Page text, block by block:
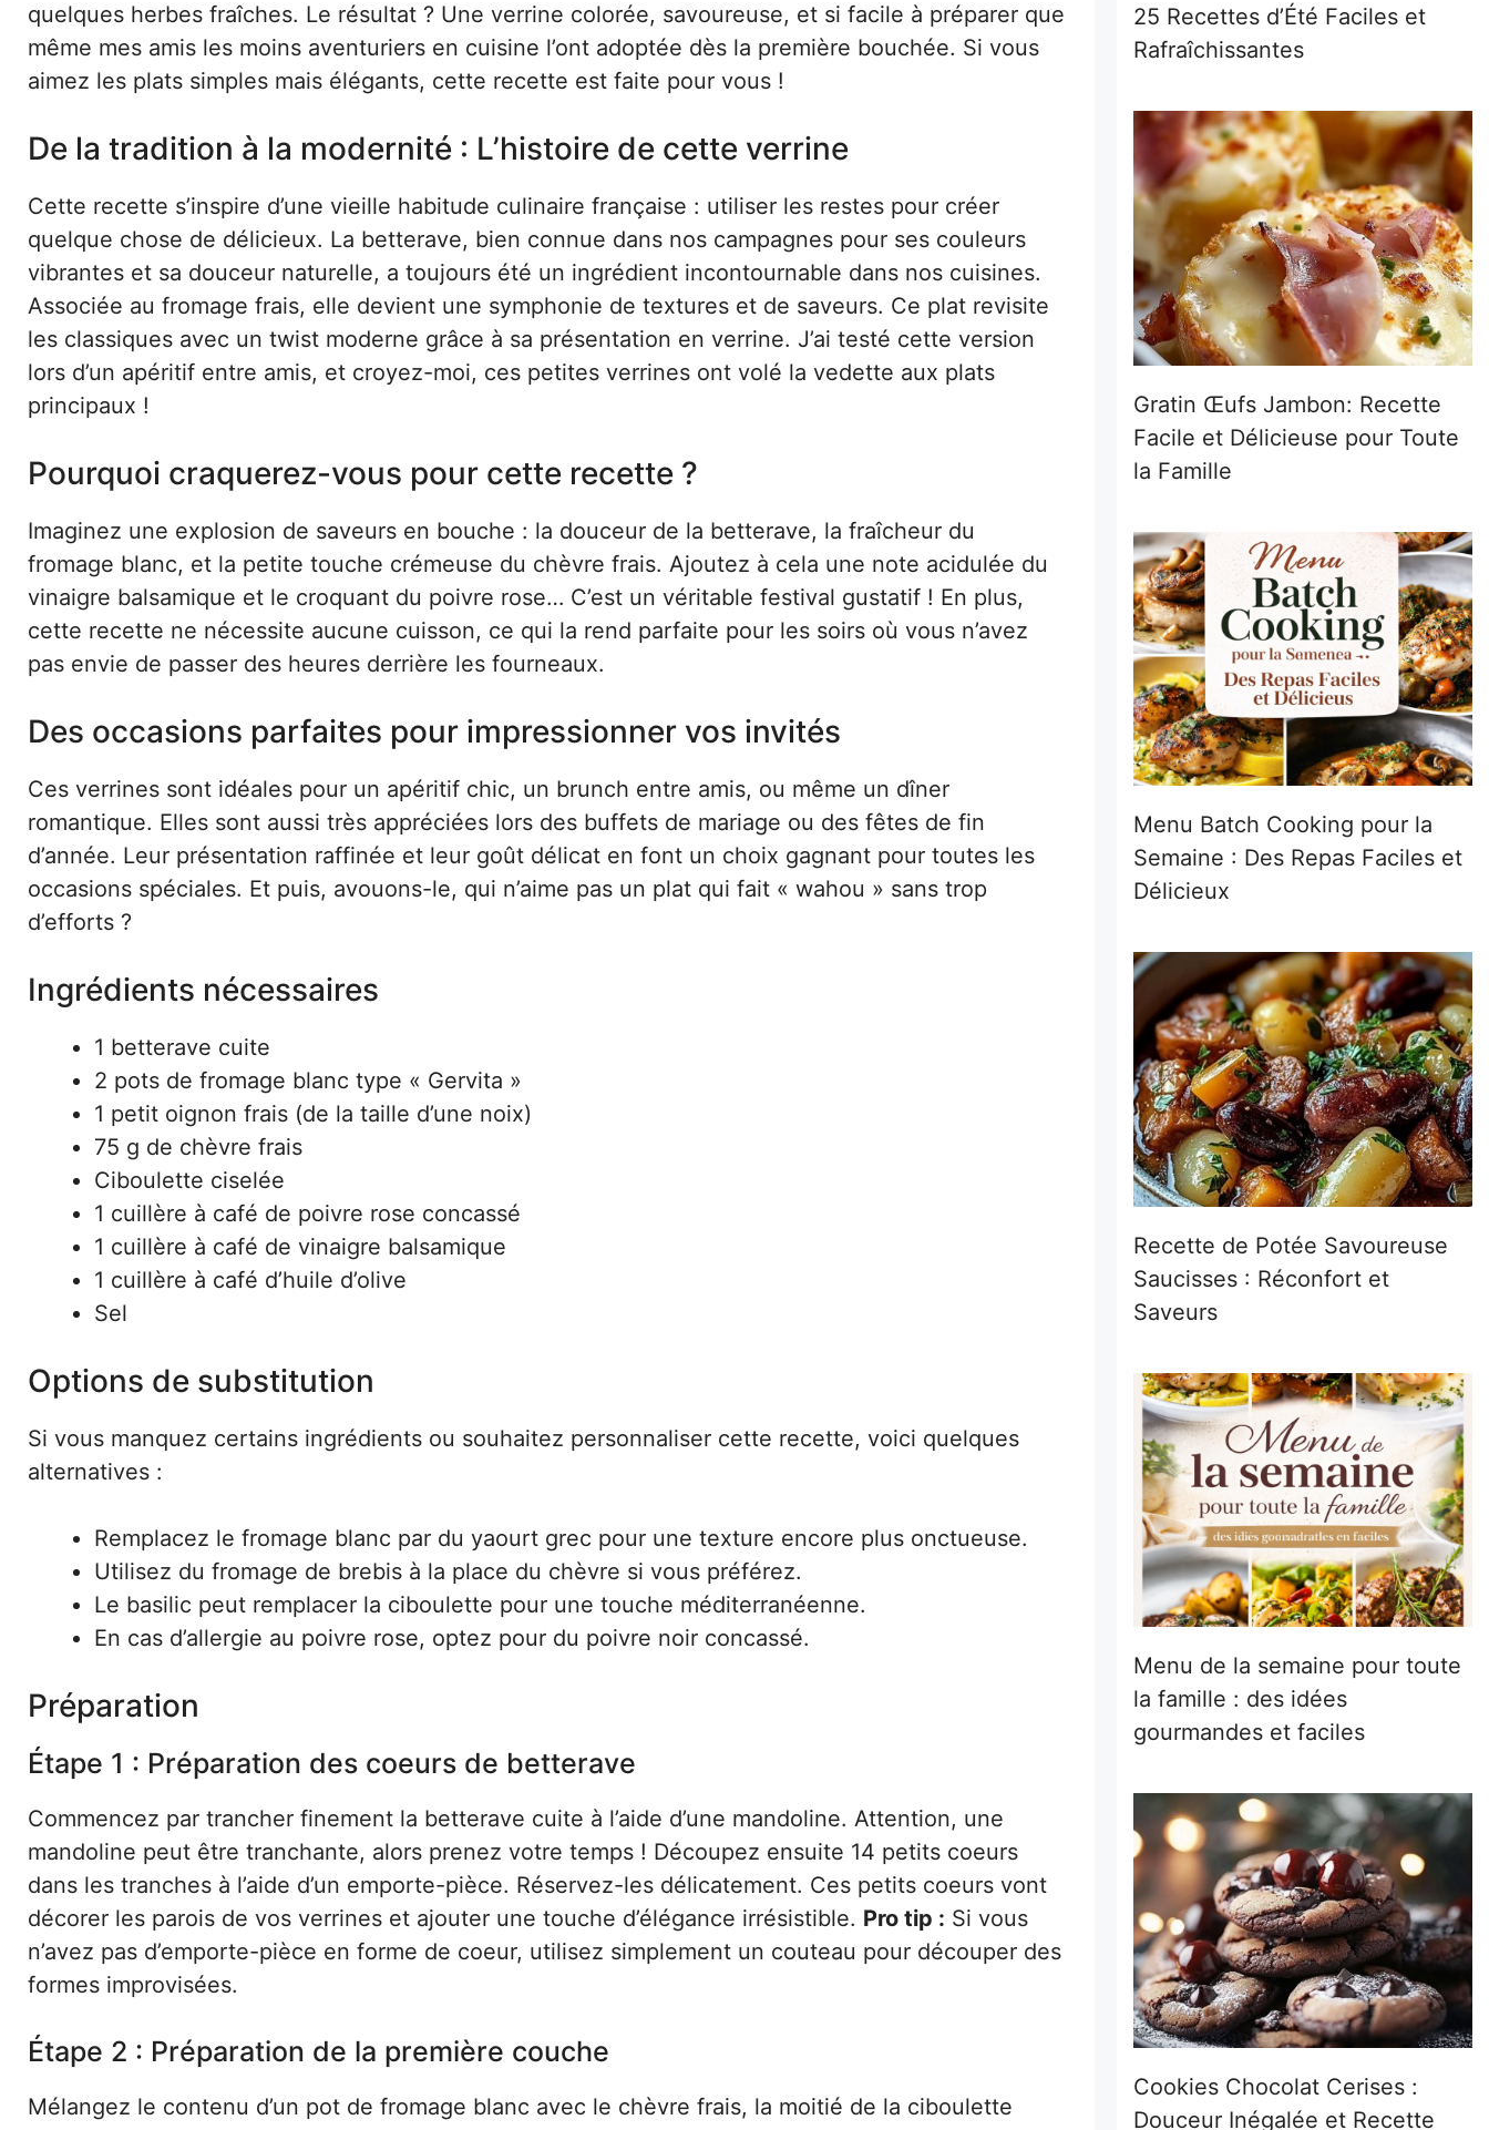
quelques herbes fraîches. Le résultat ? Une verrine colorée, savoureuse, et si facile à préparer que
même mes amis les moins aventuriers en cuisine l’ont adoptée dès la première bouchée. Si vous
aimez les plats simples mais élégants, cette recette est faite pour vous !
De la tradition à la modernité : L’histoire de cette verrine
Cette recette s’inspire d’une vieille habitude culinaire française : utiliser les restes pour créer
quelque chose de délicieux. La betterave, bien connue dans nos campagnes pour ses couleurs
vibrantes et sa douceur naturelle, a toujours été un ingrédient incontournable dans nos cuisines.
Associée au fromage frais, elle devient une symphonie de textures et de saveurs. Ce plat revisite
les classiques avec un twist moderne grâce à sa présentation en verrine. J’ai testé cette version
lors d’un apéritif entre amis, et croyez-moi, ces petites verrines ont volé la vedette aux plats
principaux !
Pourquoi craquerez-vous pour cette recette ?
Imaginez une explosion de saveurs en bouche : la douceur de la betterave, la fraîcheur du
fromage blanc, et la petite touche crémeuse du chèvre frais. Ajoutez à cela une note acidulée du
vinaigre balsamique et le croquant du poivre rose… C’est un véritable festival gustatif ! En plus,
cette recette ne nécessite aucune cuisson, ce qui la rend parfaite pour les soirs où vous n’avez
pas envie de passer des heures derrière les fourneaux.
Des occasions parfaites pour impressionner vos invités
Ces verrines sont idéales pour un apéritif chic, un brunch entre amis, ou même un dîner
romantique. Elles sont aussi très appréciées lors des buffets de mariage ou des fêtes de fin
d’année. Leur présentation raffinée et leur goût délicat en font un choix gagnant pour toutes les
occasions spéciales. Et puis, avouons-le, qui n’aime pas un plat qui fait « wahou » sans trop
d’efforts ?
Ingrédients nécessaires
1 betterave cuite
2 pots de fromage blanc type « Gervita »
1 petit oignon frais (de la taille d’une noix)
75 g de chèvre frais
Ciboulette ciselée
1 cuillère à café de poivre rose concassé
1 cuillère à café de vinaigre balsamique
1 cuillère à café d’huile d’olive
Sel
Options de substitution
Si vous manquez certains ingrédients ou souhaitez personnaliser cette recette, voici quelques
alternatives :
Remplacez le fromage blanc par du yaourt grec pour une texture encore plus onctueuse.
Utilisez du fromage de brebis à la place du chèvre si vous préférez.
Le basilic peut remplacer la ciboulette pour une touche méditerranéenne.
En cas d’allergie au poivre rose, optez pour du poivre noir concassé.
Préparation
Étape 1 : Préparation des coeurs de betterave
Commencez par trancher finement la betterave cuite à l’aide d’une mandoline. Attention, une
mandoline peut être tranchante, alors prenez votre temps ! Découpez ensuite 14 petits coeurs
dans les tranches à l’aide d’un emporte-pièce. Réservez-les délicatement. Ces petits coeurs vont
décorer les parois de vos verrines et ajouter une touche d’élégance irrésistible. Pro tip : Si vous
n’avez pas d’emporte-pièce en forme de coeur, utilisez simplement un couteau pour découper des
formes improvisées.
Étape 2 : Préparation de la première couche
Mélangez le contenu d’un pot de fromage blanc avec le chèvre frais, la moitié de la ciboulette
25 Recettes d’Été Faciles et
Rafraîchissantes
Gratin Œufs Jambon: Recette
Facile et Délicieuse pour Toute
la Famille
Menu Batch Cooking pour la
Semaine : Des Repas Faciles et
Délicieux
Recette de Potée Savoureuse
Saucisses : Réconfort et
Saveurs
Menu de la semaine pour toute
la famille : des idées
gourmandes et faciles
Cookies Chocolat Cerises :
Douceur Inégalée et Recette